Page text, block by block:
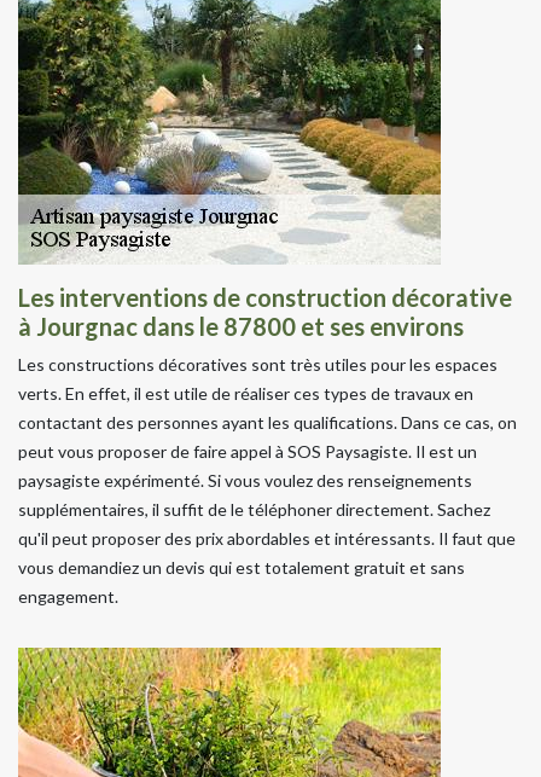
Les interventions de construction décorative
à Jourgnac dans le 87800 et ses environs
Les constructions décoratives sont très utiles pour les espaces
verts. En effet, il est utile de réaliser ces types de travaux en
contactant des personnes ayant les qualifications. Dans ce cas, on
peut vous proposer de faire appel à SOS Paysagiste. Il est un
paysagiste expérimenté. Si vous voulez des renseignements
supplémentaires, il suffit de le téléphoner directement. Sachez
qu'il peut proposer des prix abordables et intéressants. Il faut que
vous demandiez un devis qui est totalement gratuit et sans
engagement.